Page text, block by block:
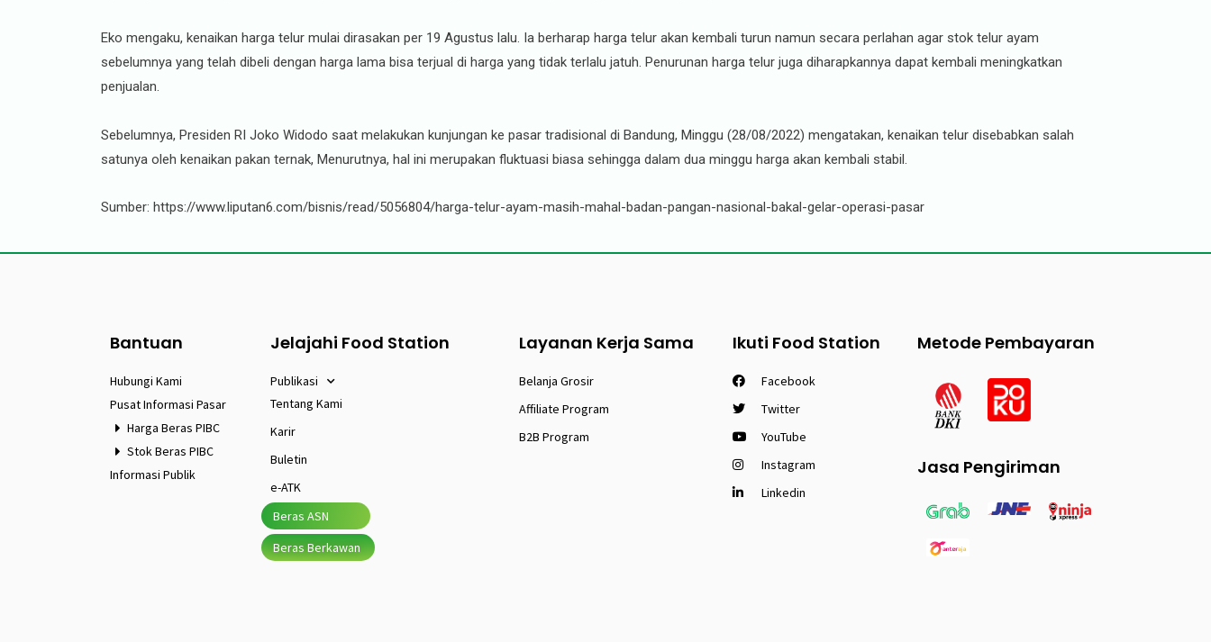
Eko mengaku, kenaikan harga telur mulai dirasakan per 19 Agustus lalu. Ia berharap harga telur akan kembali turun namun secara perlahan agar stok telur ayam
sebelumnya yang telah dibeli dengan harga lama bisa terjual di harga yang tidak terlalu jatuh. Penurunan harga telur juga diharapkannya dapat kembali meningkatkan
penjualan.
Sebelumnya, Presiden RI Joko Widodo saat melakukan kunjungan ke pasar tradisional di Bandung, Minggu (28/08/2022) mengatakan, kenaikan telur disebabkan salah
satunya oleh kenaikan pakan ternak, Menurutnya, hal ini merupakan fluktuasi biasa sehingga dalam dua minggu harga akan kembali stabil.
Sumber: https://www.liputan6.com/bisnis/read/5056804/harga-telur-ayam-masih-mahal-badan-pangan-nasional-bakal-gelar-operasi-pasar
Bantuan
Hubungi Kami
Pusat Informasi Pasar
Harga Beras PIBC
Stok Beras PIBC
Informasi Publik
Jelajahi Food Station
Publikasi
Tentang Kami
Karir
Buletin
e-ATK
Beras ASN
Beras Berkawan
Layanan Kerja Sama
Belanja Grosir
Affiliate Program
B2B Program
Ikuti Food Station
Facebook
Twitter
YouTube
Instagram
Linkedin
Metode Pembayaran
Jasa Pengiriman